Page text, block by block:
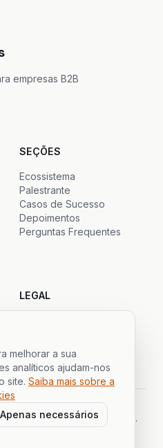
empresas B2B
SEÇÕES
Ecossistema
Palestrante
Casos de Sucesso
Depoimentos
Perguntas Frequentes
LEGAL
Cookies
Todos os direitos reservados.
Publi Partner
melhorar a sua
analíticos ajudam-nos
site. Saiba mais sobre a
Apenas necessários